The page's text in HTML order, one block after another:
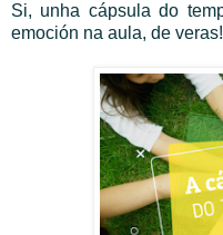
Si, unha cápsula do
emoción na aula, de veras!